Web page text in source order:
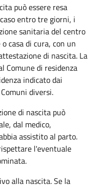
può essere resa
entro tre giorni, i
sanitaria del centro
casa di cura, con un
di nascita. La
Comune di residenza
indicato dai
diversi.
di nascita può
dal medico,
assistito al parto.
l'eventuale
alla nascita. Se la